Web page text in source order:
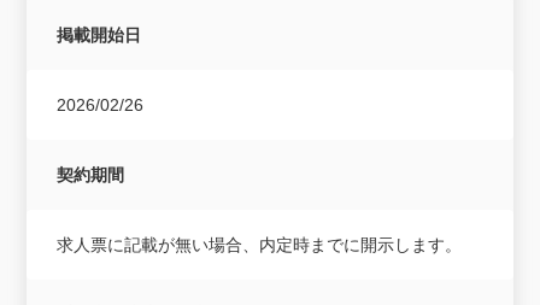
掲載開始日
2026/02/26
契約期間
求人票に記載が無い場合、内定時までに開示します。